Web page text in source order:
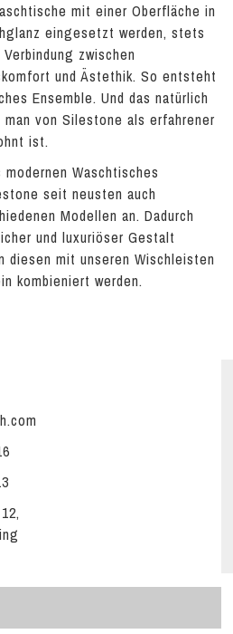
mit einer Oberfläche in
eingesetzt werden, stets
zwischen
und Ästethik. So entsteht
Ensemble. Und das natürlich
von Silestone als erfahrener
ist.
Waschtisches
seit neusten auch
Modellen an. Dadurch
und luxuriöser Gestalt
diesen mit unseren Wischleisten
kombieniert werden.